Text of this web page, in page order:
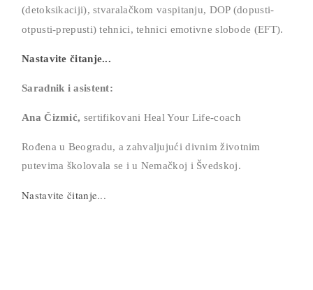
(detoksikaciji), stvaralačkom vaspitanju, DOP (dopusti-
otpusti-prepusti) tehnici,tehnici emotivne slobode (EFT).
Nastavite čitanje...
Saradnik i asistent:
Ana Čizmić, sertifikovani Heal Your Life-coach
Rođena u Beogradu, a zahvaljujući divnim životnim
putevima školovala se i u Nemačkoj i Švedskoj.
Nastavite čitanje...